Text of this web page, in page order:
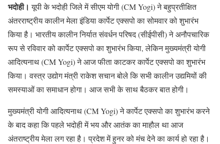
भदोही। यूपी के भदोही जिले में सीएम योगी (CM Yogi) ने बहुप्रतीक्षित
अंतरराष्ट्रीय कालीन मेला इंडिया कार्पेट एक्सपो का सोमवार को शुभारंभ
किया है। भारतीय कालीन निर्यात संवर्धन परिषद (सीईपीसी) ने अनौपचारिक
रूप से रविवार को कार्पेट एक्सपो का शुभारंभ किया, लेकिन मुख्यमंत्री योगी
आदित्यनाथ (CM Yogi) ने आज फीता काटकर कार्पेट एक्सपो का शुभारंभ
किया। वस्त्र उद्योग मंत्री राकेश सचान बोले कि सभी कालीन उद्यमियों की
समस्याओं का समाधान होगा। आज सभी के साथ बैठकर बात होगी।
मुख्यमंत्री योगी आदित्यनाथ (CM Yogi) ने कार्पेट एक्सपो का शुभारंभ करने
के बाद कहा कि पहले भदोही में भय और आतंक का माहौल था आज
अंतराष्ट्रीय मेला लग रहा है। प्रदेश में हुनर को मंच देने का कार्य हो रहा है।